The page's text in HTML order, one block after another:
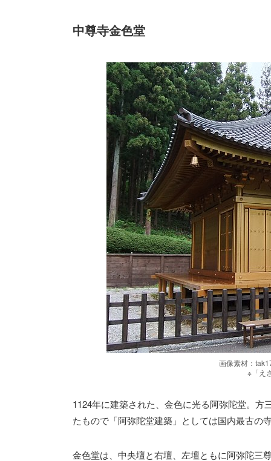
中尊寺金色堂
画像素材：
※「え
1124年に建築された、金色に光る阿弥陀堂。
たもので「阿弥陀堂建築」としては国内最古の
金色堂は、中央壇と右壇、左壇ともに阿弥陀三